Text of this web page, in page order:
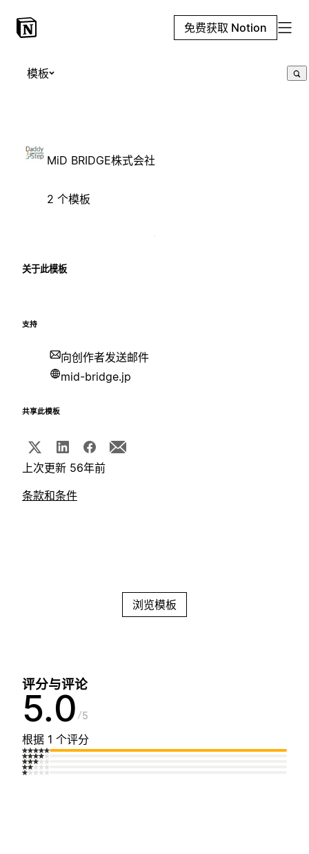
免费获取 Notion
模板
MiD BRIDGE株式会社
2 个模板
关于此模板
支持
向创作者发送邮件
mid-bridge.jp
共享此模板
上次更新 56年前
条款和条件
浏览模板
评分与评论
5.0 5
根据 1 个评分